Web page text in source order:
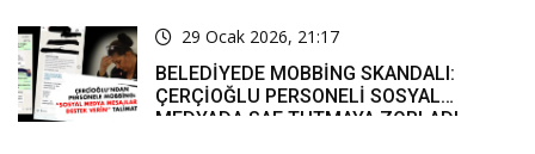
29 Ocak 2026, 21:17
BELEDİYEDE MOBBİNG SKANDALI:
ÇERÇİOĞLU PERSONELİ SOSYAL
MEDYADA SAF TUTMAYA ZORLADI